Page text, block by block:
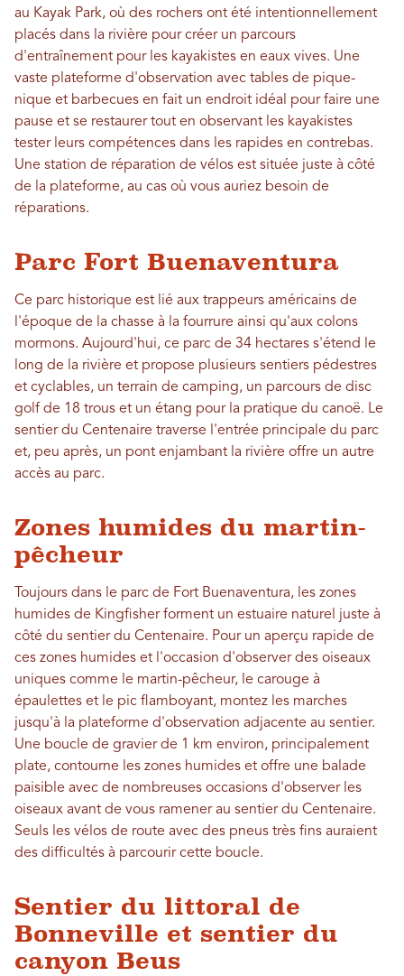
au Kayak Park, où des rochers ont été intentionnellement
placés dans la rivière pour créer un parcours
d'entraînement pour les kayakistes en eaux vives. Une
vaste plateforme d'observation avec tables de pique-
nique et barbecues en fait un endroit idéal pour faire une
pause et se restaurer tout en observant les kayakistes
tester leurs compétences dans les rapides en contrebas.
Une station de réparation de vélos est située juste à côté
de la plateforme, au cas où vous auriez besoin de
réparations.
Parc Fort Buenaventura
Ce parc historique est lié aux trappeurs américains de
l'époque de la chasse à la fourrure ainsi qu'aux colons
mormons. Aujourd'hui, ce parc de 34 hectares s'étend le
long de la rivière et propose plusieurs sentiers pédestres
et cyclables, un terrain de camping, un parcours de disc
golf de 18 trous et un étang pour la pratique du canoë. Le
sentier du Centenaire traverse l'entrée principale du parc
et, peu après, un pont enjambant la rivière offre un autre
accès au parc.
Zones humides du martin-
pêcheur
Toujours dans le parc de Fort Buenaventura, les zones
humides de Kingfisher forment un estuaire naturel juste à
côté du sentier du Centenaire. Pour un aperçu rapide de
ces zones humides et l'occasion d'observer des oiseaux
uniques comme le martin-pêcheur, le carouge à
épaulettes et le pic flamboyant, montez les marches
jusqu'à la plateforme d'observation adjacente au sentier.
Une boucle de gravier de 1 km environ, principalement
plate, contourne les zones humides et offre une balade
paisible avec de nombreuses occasions d'observer les
oiseaux avant de vous ramener au sentier du Centenaire.
Seuls les vélos de route avec des pneus très fins auraient
des difficultés à parcourir cette boucle.
Sentier du littoral de
Bonneville et sentier du
canyon Beus